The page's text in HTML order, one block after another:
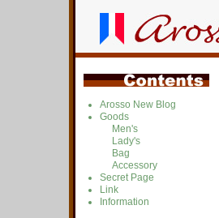
Arosso New Blog
Goods
Men's
Lady's
Bag
Accessory
Secret Page
Link
Information